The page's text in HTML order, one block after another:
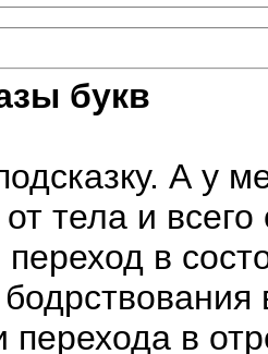
букв
А у
тела и всего
в
перехода в